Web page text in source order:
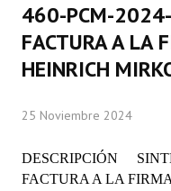
Comisiones
Comisiones Especiales
LEGISLACIÓN
460-PCM-2024-
FACTURA A LA
HEINRICH
25 Noviembre 2024
DESCRIPCIÓN
FACTURA A LA